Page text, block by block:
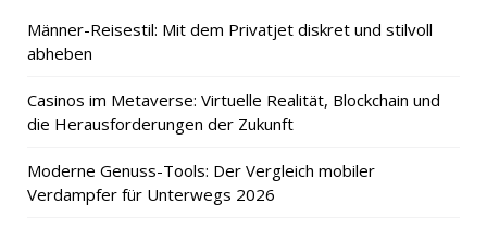
Männer-Reisestil: Mit dem Privatjet diskret und stilvoll
abheben
Casinos im Metaverse: Virtuelle Realität, Blockchain und
die Herausforderungen der Zukunft
Moderne Genuss-Tools: Der Vergleich mobiler
Verdampfer für Unterwegs 2026